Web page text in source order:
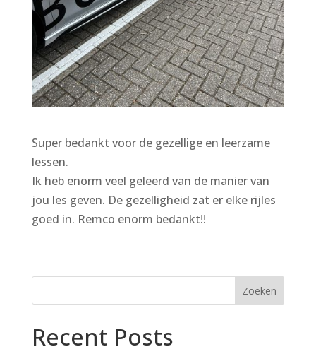
Super bedankt voor de gezellige en leerzame
lessen.
Ik heb enorm veel geleerd van de manier van
jou les geven. De gezelligheid zat er elke rijles
goed in. Remco enorm bedankt!!
Zoeken
Recent Posts